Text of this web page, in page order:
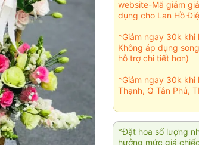
website-Mã giảm
dụng cho Lan Hồ
*Giảm ngay 30k
Không áp dụng
hỗ trợ chi tiết hơn)
*Giảm ngay 30k khi
Thạnh, Q Tân Phú,
*Đặt hoa số lượng
hưởng mức giá